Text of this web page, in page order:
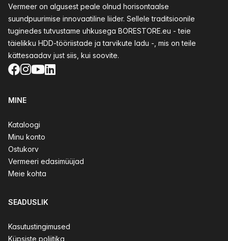
Vermeer on algusest peale olnud horisontaalse
suundpuurimise innovaatiline liider. Sellele traditsioonile
tuginedes tutvustame uhkusega BORESTORE.eu - teie
täielikku HDD-tööriistade ja tarvikute ladu -, mis on teile
kättesaadav just siis, kui soovite.
Facebook
Instagram
YouTube
LinkedIn
MINE
Kataloogi
Minu konto
Ostukorv
Vermeeri edasimüüjad
Meie kohta
SEADUSLIK
Kasutustingimused
Küpsiste poliitika